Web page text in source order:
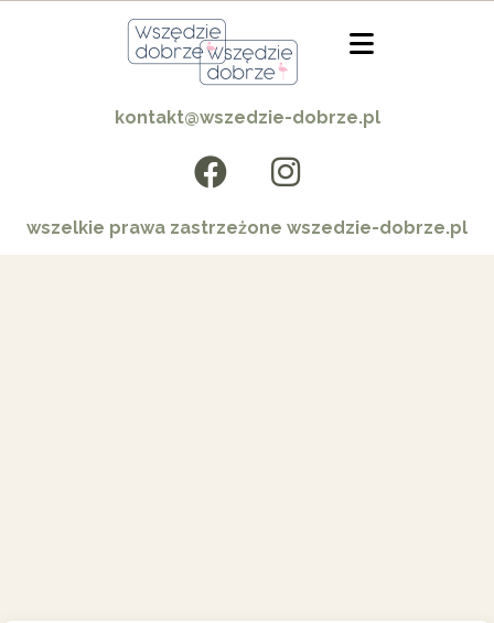
kontakt@wszedzie-dobrze.pl
wszelkie prawa zastrzeżone wszedzie-dobrze.pl